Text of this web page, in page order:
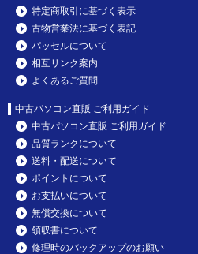
特定商取引に基づく表示
古物営業法に基づく表記
パッセルについて
相互リンク案内
よくあるご質問
中古パソコン直販 ご利用ガイド
中古パソコン直販 ご利用ガイド
品質ランクについて
送料・配送について
ポイントについて
お支払いについて
無償交換について
領収書について
修理時のバックアップのお願い